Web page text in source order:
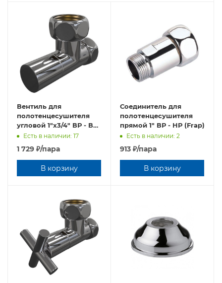
Вентиль для
полотенцесушителя
угловой 1"х3/4" ВР - ВР
(TIM)
Есть в наличии: 17
1 729 ₽/пара
В корзину
Соединитель для
полотенцесушителя
прямой 1" ВР - НР (Frap)
Есть в наличии: 2
913 ₽/пара
В корзину